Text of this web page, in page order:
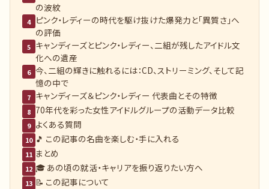
の波紋
4
ピンク・レディーの時代を駆け抜けた爆発力と「異質さ」へ
の評価
5 キャンディーズとピンク・レディー、二組が残したアイドル文
化への遺産
6 今、二組の輝きに触れるには：CD、ストリーミング、そして記
憶の中で
7 キャンディーズ＆ピンク・レディー 代表曲とその特徴
8 70年代を彩った女性アイドルグループの活動データ比較
9 よくある質問
10 🎵 この記事の名曲を楽しむ・手に入れる
11 まとめ
12 🎓 あの頃の就活・キャリアを振り返りたい方へ
13 📝 この記事について